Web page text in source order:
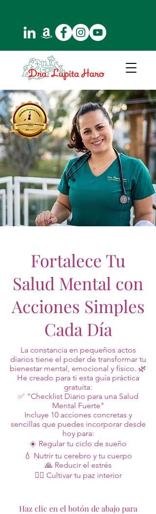
Fortalece Tu
Salud Mental con
Acciones Simples
Cada Día
La constancia en pequeños actos
diarios tiene el poder de transformar tu
bienestar mental, emocional y físico. 🌿
He creado para ti esta guía práctica
gratuita:
✅ "Checklist Diario para una Salud
Mental Fuerte"
Incluye 10 acciones concretas y
sencillas que puedes incorporar desde
hoy para:
☀️ Regular tu ciclo de sueño
💧 Nutrir tu cerebro y tu cuerpo
🙏 Reducir el estrés
🧘‍♀️ Cultivar tu paz interior
Haz clic en el botón de abajo para